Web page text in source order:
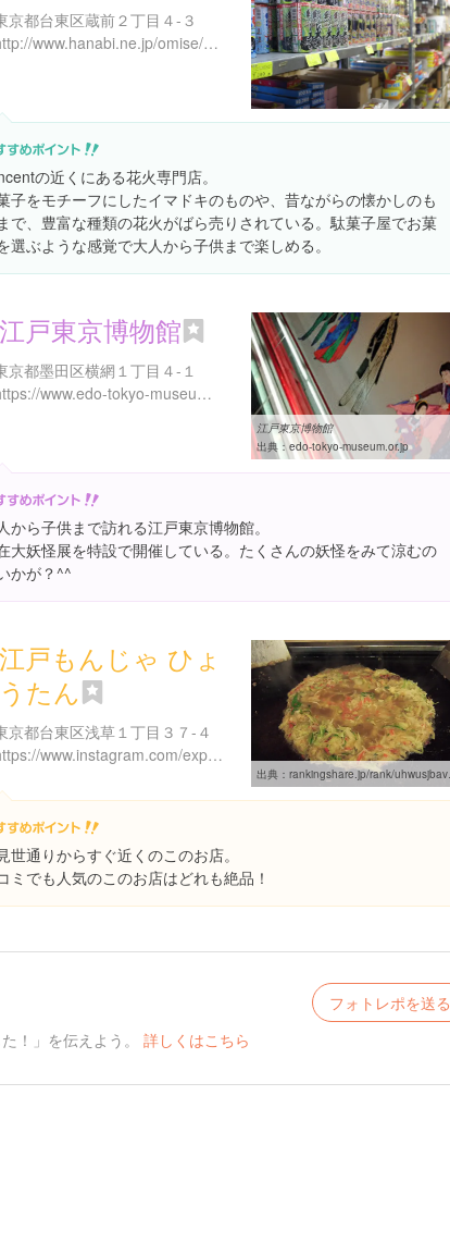
京都台東区蔵前２丁目４-３
http://www.hanabi.ne.jp/omise/matsuki.html
の近くにある花火専門店。
子をモチーフにしたイマドキのものや、昔ながらの懐かしのも
で、豊富な種類の花火がばら売りされている。駄菓子屋でお菓
選ぶような感覚で大人から子供まで楽しめる。
江戸東京博物館
京都墨田区横網１丁目４-１
https://www.edo-tokyo-museum.or.jp/
江戸東京博物館
出典：edo-tokyo-museum.or.jp
から子供まで訪れる江戸東京博物館。
大妖怪展を特設で開催している。たくさんの妖怪をみて涼むの
かが？^^
江戸もんじゃ ひょ
うたん
京都台東区浅草１丁目３７-４
https://www.instagram.com/explore/locations/1529211
出典： rankingshare.jp/rank/uhwusjbavw/detail/1
世通りからすぐ近くのこのお店。
ミでも人気のこのお店はどれも絶品！
フォトレポを送る
！」を伝えよう。 詳しくはこちら